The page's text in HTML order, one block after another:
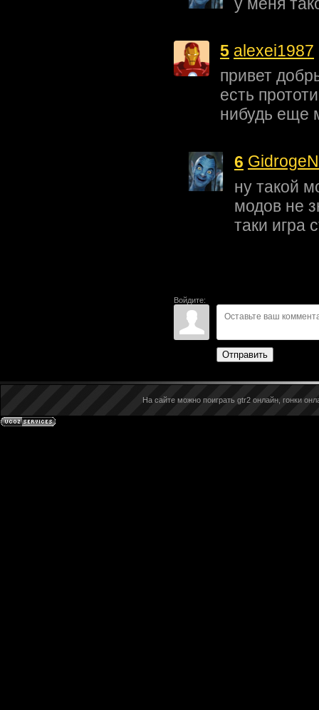
5 alexei1987
привет
есть
нибудь еще
6 GidrogeN
ну такой
модов не
таки игра
Войдите:
Отправить
На сайте можно поиграть gtr2 онлайн, гонки